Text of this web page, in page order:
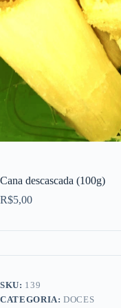
Cana descascada (100g)
R$5,00
SKU: 139
CATEGORIA:DOCES